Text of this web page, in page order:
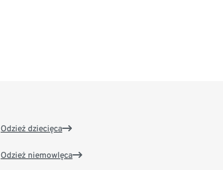
Odzież dziecięca
Odzież niemowlęca